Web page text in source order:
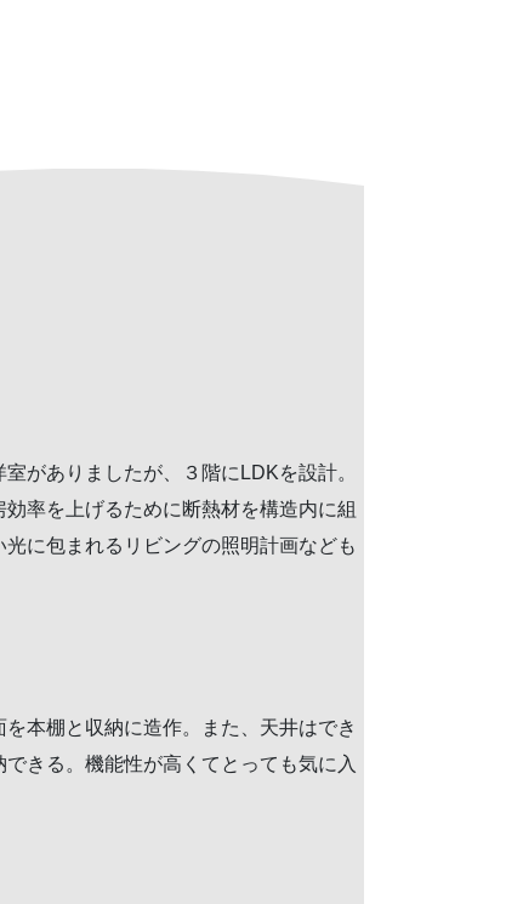
がありましたが、３階にLDKを設計。
率を上げるために断熱材を構造内に組
に包まれるリビングの照明計画なども
本棚と収納に造作。また、天井はでき
きる。機能性が高くてとっても気に入